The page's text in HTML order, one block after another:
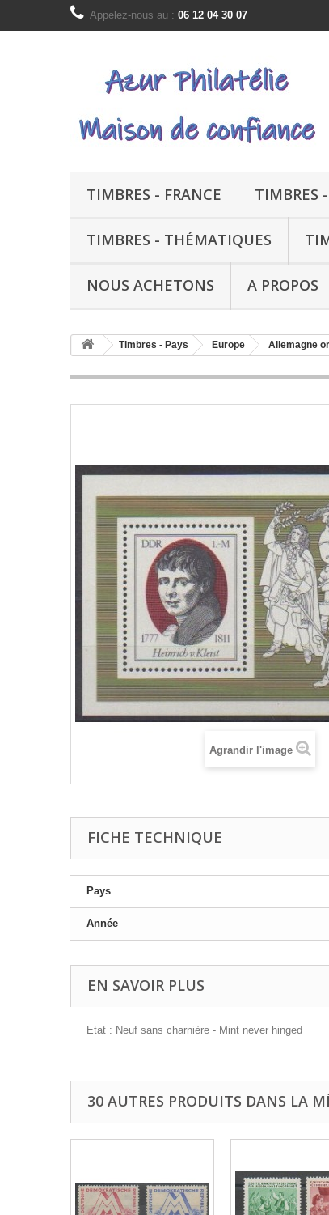
Appelez-nous au : 06 12 04 30 07
TIMBRES - FRANCE TIMBRES
TIMBRES - THÉMATIQUES
NOUS ACHETONS A PROPOS
Timbres - Pays Europe Allemagne
Agrandir l'image
FICHE TECHNIQUE
Pays
Année
EN SAVOIR PLUS
Etat : Neuf sans charnière - Mint never hinged
30 AUTRES PRODUITS DANS LA